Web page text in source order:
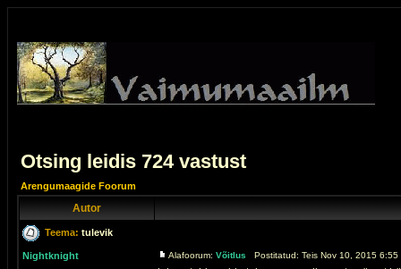
Otsing leidis 724 vastust
Arengumaagide Foorum
Autor
Teema: tulevik
Nightknight Alafoorum: Võitlus Postitatud: Teis Nov 10, 2015